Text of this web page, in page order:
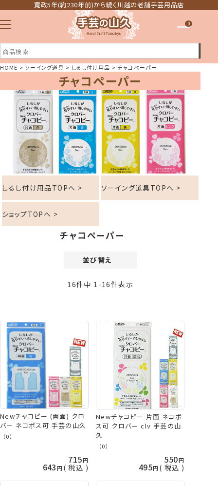
寛政5年(約230年前)から続く川越の老舗手芸用品店
注文履歴
ほしい物リスト
0
HOME ソーイング道具 しるし付け用品 チャコペーパー
チャコペーパー
しるし付け用品TOPへ > ソーイング道具TOPへ >
ショップTOPへ >
チャコペーパー
並び替え
価格が高い順
おすすめ順
16件中 1 -16件表示
Newチャコピー (両面) クロ
バー ネコポス可 手芸の山久
（0）
715
643 税込
Newチャコピー 片面 ネコポ
ス可 クロバー clv 手芸の山
久
（0）
550
495 税込